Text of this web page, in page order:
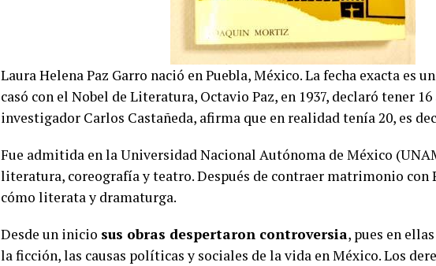
Laura Helena Paz Garro nació en Puebla, México. La fecha exacta es
casó con el Nobel de Literatura, Octavio Paz, en 1937, declaró tener
investigador Carlos Castañeda, afirma que en realidad tenía 20, es
Fue admitida en la Universidad Nacional Autónoma de México
literatura, coreografía y teatro. Después de contraer matrimonio con
cómo literata y dramaturga.
Desde un inicio sus obras despertaron controversia, pues en
la ficción, las causas políticas y sociales de la vida en México. Los